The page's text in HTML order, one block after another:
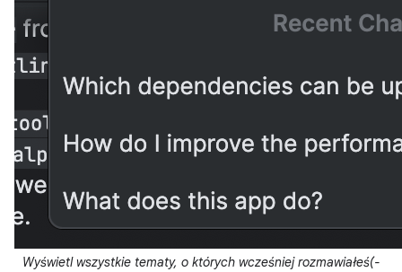
Wyświetl wszystkie tematy, o których wcześniej rozmawiałeś(-